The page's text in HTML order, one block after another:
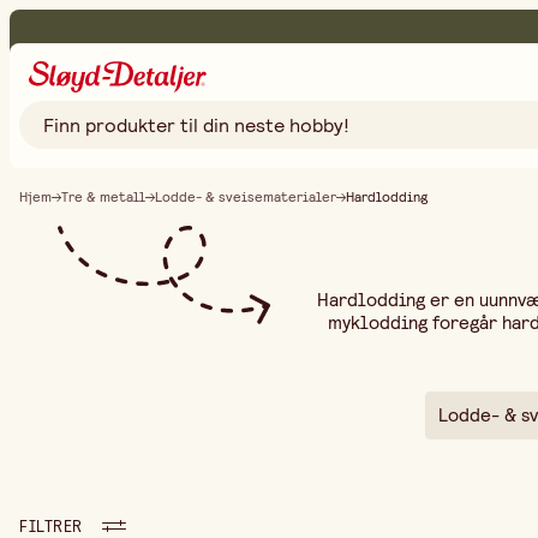
Hjem Tre & metall Lodde- & sveisematerialer Hardlodding
Hardlodding er en
myklodding foregår
belastning. Du
temperaturgrader – easy,
tilbyr
Lodde- &
FILTRER